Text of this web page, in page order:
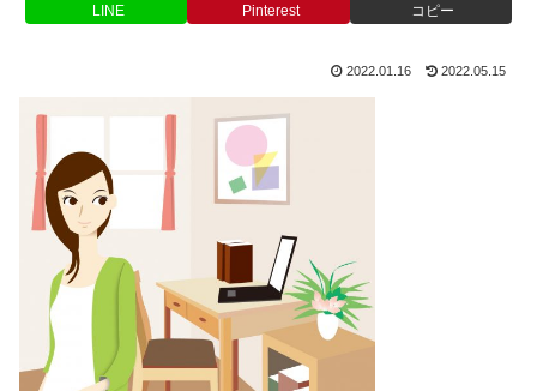
LINE Pinterest コピー
2022.01.16 2022.05.15